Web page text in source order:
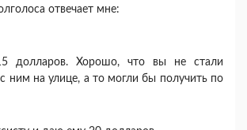
отвечает мне:
долларов. Хорошо, что вы не ста­ли
с ним на улице, а то могли бы по­лучить по